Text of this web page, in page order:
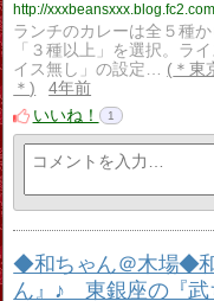
http://
ランチのカレーは全５種か
「３種以上」を選択。ラ
イス無し」の設定…
＊東
＊
4年前
いいね！
1
◆和ちゃん＠木場◆
ん』♪ 東銀座の『武